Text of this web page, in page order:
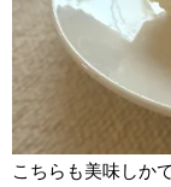
こちらも美味しか